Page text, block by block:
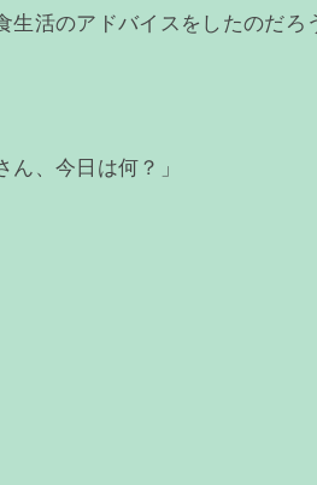
活のアドバイスをしたのだろ
、今日は何？」